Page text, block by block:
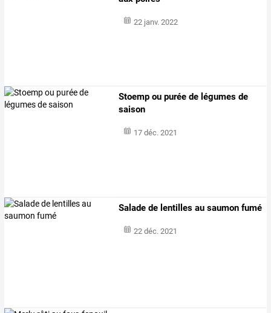
22 janv. 2022
Stoemp ou purée de légumes de
saison
17 déc. 2021
Salade de lentilles au saumon fumé
22 déc. 2021